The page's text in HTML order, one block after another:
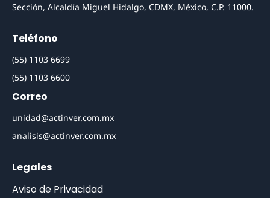
Sección, Alcaldía Miguel Hidalgo, CDMX, México, C.P. 11000.
Teléfono
(55) 1103 6699
(55) 1103 6600
Correo
unidad@actinver.com.mx
analisis@actinver.com.mx
Legales
Aviso de Privacidad